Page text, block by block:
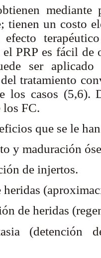
mediante
tienen un costo
efecto
PRP es fácil de
ser aplicado
tratamiento
los casos (5,6).
los FC.
que se le
y maduración
de injertos.
heridas
de heridas
(detención